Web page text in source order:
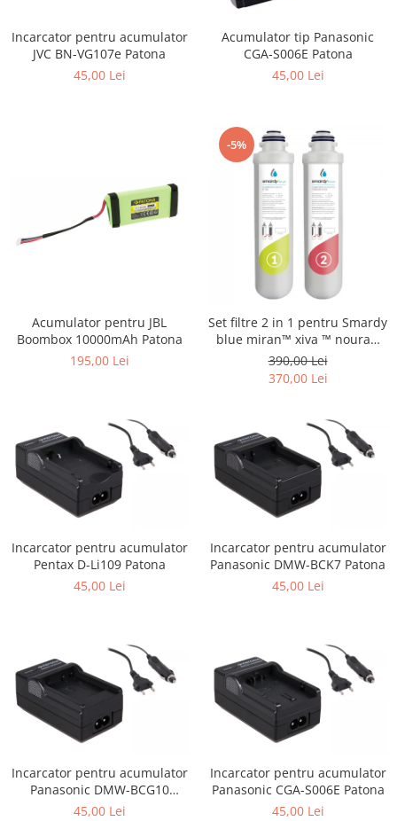
Incarcator pentru acumulator
JVC BN-VG107e Patona
45,00 Lei
Acumulator tip Panasonic
CGA-S006E Patona
45,00 Lei
Acumulator pentru JBL
Boombox 10000mAh Patona
195,00 Lei
-5%
Set filtre 2 in 1 pentru Smardy
blue miran™ xiva ™ noura™
zagora ™ schimbare la 6 luni
390,00 Lei
370,00 Lei
Incarcator pentru acumulator
Pentax D-Li109 Patona
45,00 Lei
Incarcator pentru acumulator
Panasonic DMW-BCK7 Patona
45,00 Lei
Incarcator pentru acumulator
Panasonic DMW-BCG10
Patona
45,00 Lei
Incarcator pentru acumulator
Panasonic CGA-S006E Patona
45,00 Lei